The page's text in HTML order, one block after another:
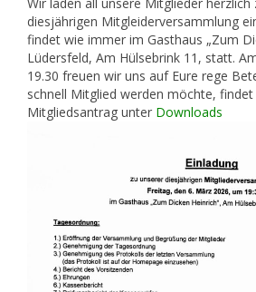
diesjährigen Mitgleiderversammlung
findet wie immer im Gasthaus „Zum
Lüdersfeld, Am Hülsebrink 11, statt.
19.30 freuen wir uns auf Eure rege
schnell Mitglied werden möchte, findet
Mitgliedsantrag unter Downloads